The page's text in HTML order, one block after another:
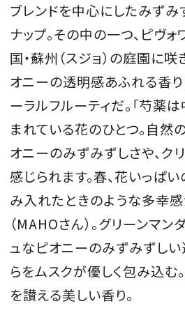
ブレンドを中心にしたみずみ
ナップ。その中の一つ、ピヴ
国・蘇州（スジョ）の庭園に
オニーの透明感あふれる香
ーラルフルーティだ。「芍薬
まれている花のひとつ。自然
オニーのみずみずしさや、ク
感じられます。春、花いっぱ
み入れたときのような多幸感
（MAHOさん）。グリーンマン
ュなピオニーのみずみずし
らをムスクが優しく包み込む
を讃える美しい香り。